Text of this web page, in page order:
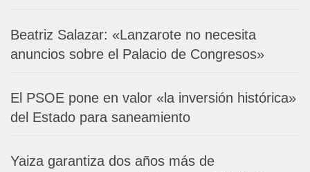
Beatriz Salazar: «Lanzarote no necesita
anuncios sobre el Palacio de Congresos»
El PSOE pone en valor «la inversión histórica»
del Estado para saneamiento
Yaiza garantiza dos años más de